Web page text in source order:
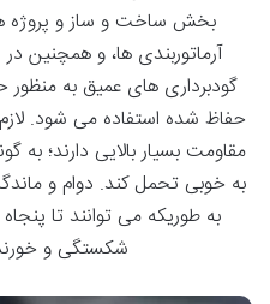
بخش ساخت و ساز و پروژه
آرماتوربندی ها، و
گودبرداری های عمیق به
حفاظ شده استفاده می شود.
مقاومت بسیار بالایی دارند؛ به
به خوبی تحمل کند. دوام و
به طوریکه می توانند تا
شکستگی و